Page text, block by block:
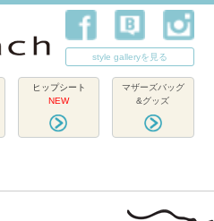
style galleryを見る
ヒップシート
NEW
マザーズバッグ
&グッズ